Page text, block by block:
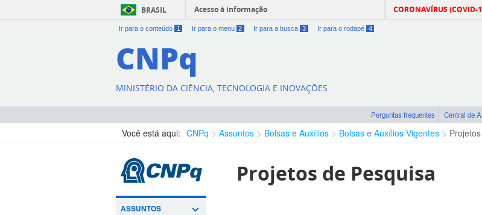
BRASIL Acesso à informação CORONAVÍRUS (COVID-
Ir para o conteúdo 1 Ir para o menu 2 Ir para a busca 3 Ir para o rodapé 4
CNPq
MINISTÉRIO DA CIÊNCIA, TECNOLOGIA E INOVAÇÕES
Perguntas frequentes Central de
Você está aqui: CNPq Assuntos Bolsas e Auxílios Bolsas e Auxílios Vigentes
ASSUNTOS
Projetos de Pesquisa